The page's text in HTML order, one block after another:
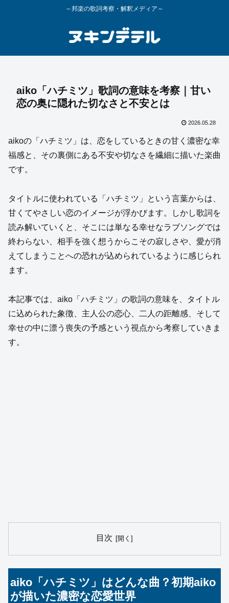
～邦楽の歌詞考察・解釈メディア～
aiko「ハチミツ」歌詞の意味を考察｜甘い
恋の奥に隠れた切なさと不安とは
2026.05.28
aikoの「ハチミツ」は、恋をしているときの甘く濃密な幸
福感と、その裏側にある不安や切なさを繊細に描いた楽曲
です。
タイトルに使われている「ハチミツ」という言葉からは、
甘くてやさしい恋のイメージが浮かびます。しかし歌詞を
読み解いていくと、そこには単なる幸せなラブソングでは
終わらない、相手を強く想うからこその寂しさや、愛が消
えてしまうことへの恐れが込められているように感じられ
ます。
本記事では、aiko「ハチミツ」の歌詞の意味を、タイトル
に込められた象徴、主人公の恋心、二人の距離感、そして
幸せの中に漂う喪失の予感という視点から考察していきま
す。
目次
aiko「ハチミツ」はどんな曲？初期aiko
が描いた濃密な恋愛世界